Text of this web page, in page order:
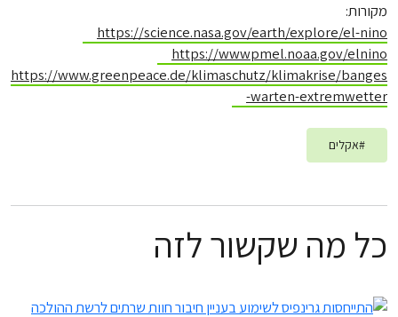
מקורות:
https://science.nasa.gov/earth/explore/el-nino
https://wwwpmel.noaa.gov/elnino
https://www.greenpeace.de/klimaschutz/klimakrise/banges
-warten-extremwetter
#אקלים
כל מה שקשור לזה